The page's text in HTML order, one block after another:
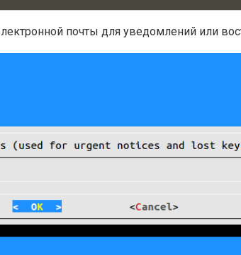
почты для уведомлений или